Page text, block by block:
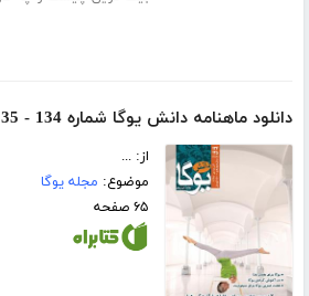
دانلود ماهنامه دانش یوگا شماره 134 - 135
از: ...
موضوع: مجله یوگا
۶۵ صفحه